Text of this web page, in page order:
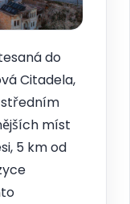
do
Citadela,
míst
5 km od